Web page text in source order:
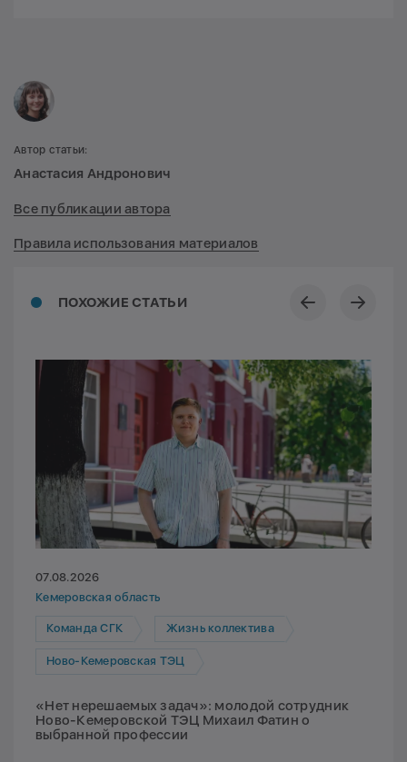
ПОХОЖИЕ СТАТЬИ
07.08.2026
Кемеровская область
Команда СГК Жизнь коллектива
Ново-Кемеровская ТЭЦ
«Нет нерешаемых задач»: молодой сотрудник
Ново-Кемеровской ТЭЦ Михаил Фатин о
выбранной профессии
Автор статьи:
Анастасия Андронович
Все публикации автора
Правила использования материалов